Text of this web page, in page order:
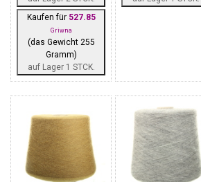
Kaufen für 527.85
Griwna
(das Gewicht 255
Gramm)
auf Lager 1 STCK.